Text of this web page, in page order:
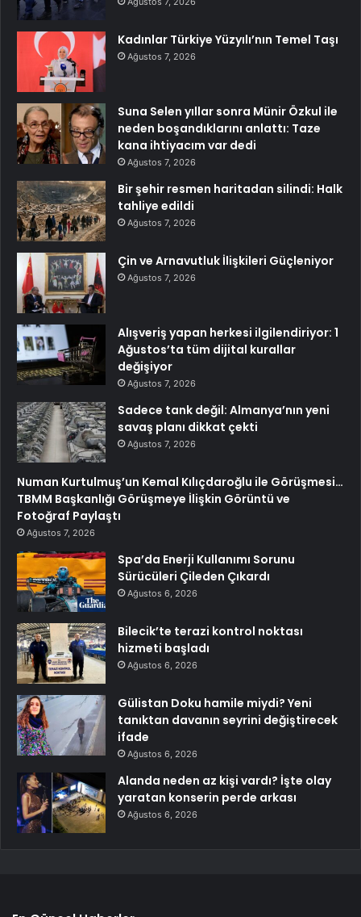
Kadınlar Türkiye Yüzyılı’nın Temel Taşı
Ağustos 7, 2026
Suna Selen yıllar sonra Münir Özkul ile
neden boşandıklarını anlattı: Taze
kana ihtiyacım var dedi
Ağustos 7, 2026
Bir şehir resmen haritadan silindi: Halk
tahliye edildi
Ağustos 7, 2026
Çin ve Arnavutluk İlişkileri Güçleniyor
Ağustos 7, 2026
Alışveriş yapan herkesi ilgilendiriyor: 1
Ağustos’ta tüm dijital kurallar
değişiyor
Ağustos 7, 2026
Sadece tank değil: Almanya’nın yeni
savaş planı dikkat çekti
Ağustos 7, 2026
Numan Kurtulmuş’un Kemal Kılıçdaroğlu ile Görüşmesi…
TBMM Başkanlığı Görüşmeye İlişkin Görüntü ve
Fotoğraf Paylaştı
Ağustos 7, 2026
Spa’da Enerji Kullanımı Sorunu
Sürücüleri Çileden Çıkardı
Ağustos 6, 2026
Bilecik’te terazi kontrol noktası
hizmeti başladı
Ağustos 6, 2026
Gülistan Doku hamile miydi? Yeni
tanıktan davanın seyrini değiştirecek
ifade
Ağustos 6, 2026
Alanda neden az kişi vardı? İşte olay
yaratan konserin perde arkası
Ağustos 6, 2026